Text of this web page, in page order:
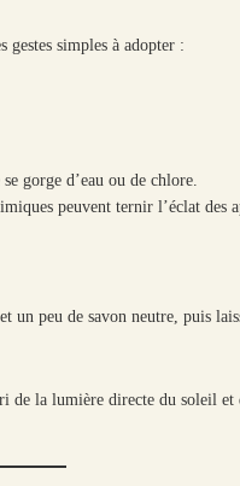
simples à adopter :
gorge d’eau ou de chlore.
peuvent ternir l’éclat des
peu de savon neutre, puis
la lumière directe du soleil